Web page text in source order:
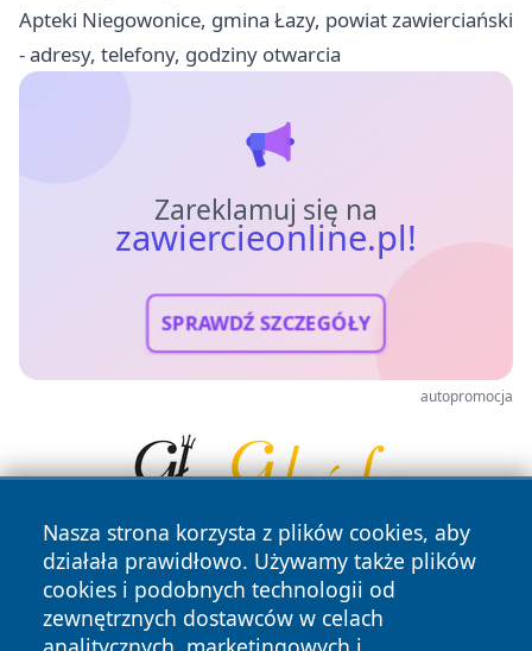
Apteki Niegowonice, gmina Łazy, powiat zawierciański
- adresy, telefony, godziny otwarcia
Zareklamuj się na
zawiercieonline.pl!
SPRAWDŹ SZCZEGÓŁY
autopromocja
Nasza strona korzysta z plików cookies, aby
działała prawidłowo. Używamy także plików
cookies i podobnych technologii od
zewnętrznych dostawców w celach